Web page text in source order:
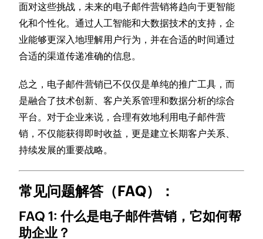
面对这些挑战，未来的电子邮件营销将趋向于更智能
化和个性化。通过人工智能和大数据技术的支持，企
业能够更深入地理解用户行为，并在合适的时间通过
合适的渠道传递准确的信息。
总之，电子邮件营销已不仅仅是单纯的推广工具，而
是融合了技术创新、客户关系管理和数据分析的综合
平台。对于企业来说，合理有效地利用电子邮件营
销，不仅能获得即时收益，更是建立长期客户关系、
持续发展的重要战略。
常见问题解答（FAQ）：
FAQ 1: 什么是电子邮件营销，它如何帮
助企业？